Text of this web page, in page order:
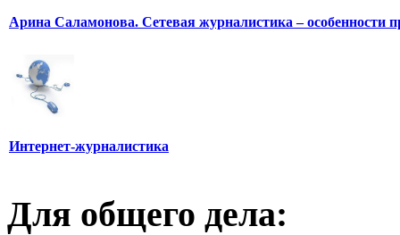
Арина Саламонова. Сетевая журналистика – особенности
Интернет-журналистика
Для общего дела: